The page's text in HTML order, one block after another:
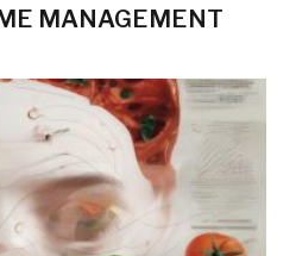
MANAGEMENT